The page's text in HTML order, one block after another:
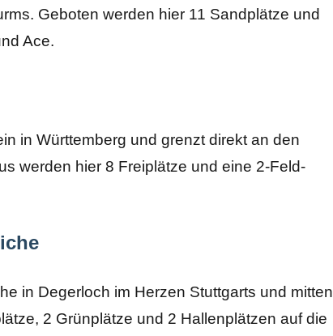
Geboten werden hier 11 Sandplätze und
Ace.
in Württemberg und grenzt direkt an den
werden hier 8 Freiplätze und eine 2-Feld-
in Degerloch im Herzen Stuttgarts und mitten
2 Grünplätze und 2 Hallenplätzen auf die